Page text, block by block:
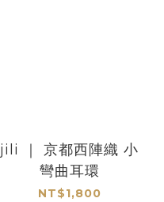
jili ｜ 京都西陣織 小
彎曲耳環
NT$1,800